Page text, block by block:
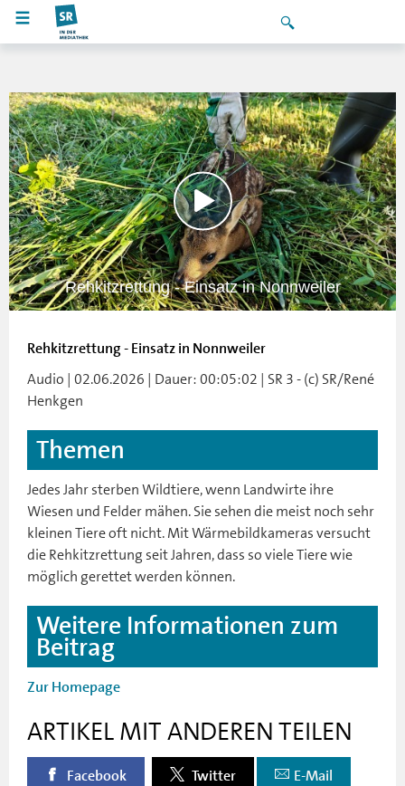
Rehkitzrettung - Einsatz in Nonnweiler
Rehkitzrettung - Einsatz in Nonnweiler
Audio | 02.06.2026 | Dauer: 00:05:02 | SR 3 - (c) SR/René
Henkgen
Themen
Jedes Jahr sterben Wildtiere, wenn Landwirte ihre
Wiesen und Felder mähen. Sie sehen die meist noch sehr
kleinen Tiere oft nicht. Mit Wärmebildkameras versucht
die Rehkitzrettung seit Jahren, dass so viele Tiere wie
möglich gerettet werden können.
Weitere Informationen zum
Beitrag
Zur Homepage
ARTIKEL MIT ANDEREN TEILEN
Facebook Twitter E-Mail